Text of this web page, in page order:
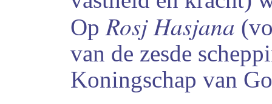
Op Rosj Hasjana
van de zesde
Koningschap van